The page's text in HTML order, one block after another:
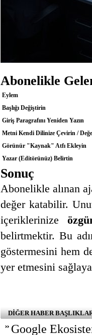
Abonelikle
Eylem
Başlığı Değiştirin
Giriş Paragrafını Yeniden Yazın
Metni Kendi Dilinize Çevirin /
Görünür "Kaynak" Atfı Ekleyin
Yazar (Editörünüz) Belirtin
Sonuç
Abonelikle alınan
değer katabilir.
içeriklerinize
belirtmektir. Bu
göstermesini hem
yer etmesini
DİĞER HABER
Google